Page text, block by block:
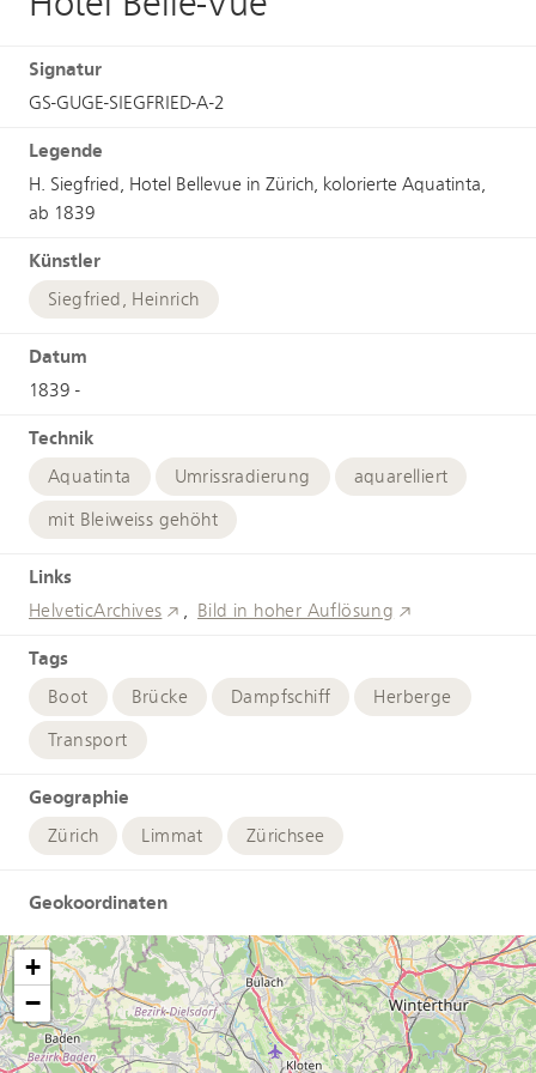
Signatur
GS-GUGE-SIEGFRIED-A-2
Legende
H. Siegfried, Hotel Bellevue in Zürich, kolorierte Aquatinta,
ab 1839
Künstler
Siegfried, Heinrich
Datum
1839 -
Technik
Aquatinta Umrissradierung
aquarelliert
mit Bleiweiss gehöht
Links
HelveticArchives Bild in hoher Auflösung
Tags
Boot Brücke Dampfschiff
Herberge
Transport
Geographie
Zürich Limmat Zürichsee
Geokoordinaten
+
−